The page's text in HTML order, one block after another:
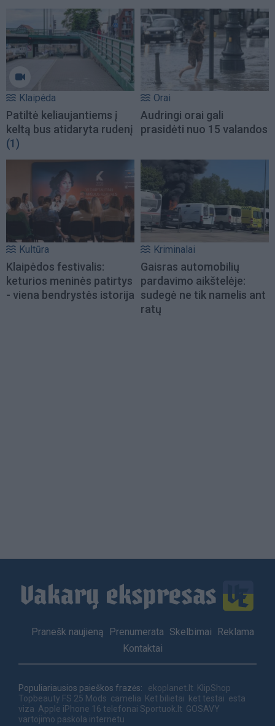
Klaipėda
Patiltė keliaujantiems į
keltą bus atidaryta rudenį
(1)
Orai
Audringi orai gali
prasidėti nuo 15 valandos
Kultūra
Klaipėdos festivalis:
keturios meninės patirtys
- viena bendrystės istorija
Kriminalai
Gaisras automobilių
pardavimo aikštelėje:
sudegė ne tik namelis ant
ratų
Footer
Pranešk naujieną Prenumerata Skelbimai
Reklama
Kontaktai
Populiariausios paieškos frazės: ekoplanet.lt KlipShop
Topbeauty FS 25 Mods camelia Ket bilietai ket testai esta
viza Apple iPhone 16 telefonai Sportuok.lt GOSAVY
vartojimo paskola internetu